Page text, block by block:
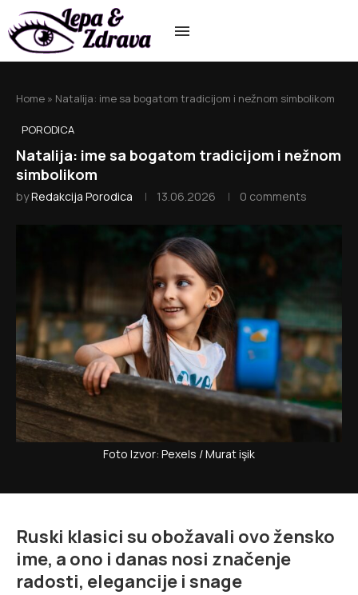
Home » Natalija: ime sa bogatom tradicijom i nežnom simbolikom
PORODICA
Natalija: ime sa bogatom tradicijom i nežnom
simbolikom
byRedakcija Porodica 13.06.2026 0 comments
Foto Izvor: Pexels / Murat işik
Ruski klasici su obožavali ovo žensko
ime, a ono i danas nosi značenje
radosti, elegancije i snage